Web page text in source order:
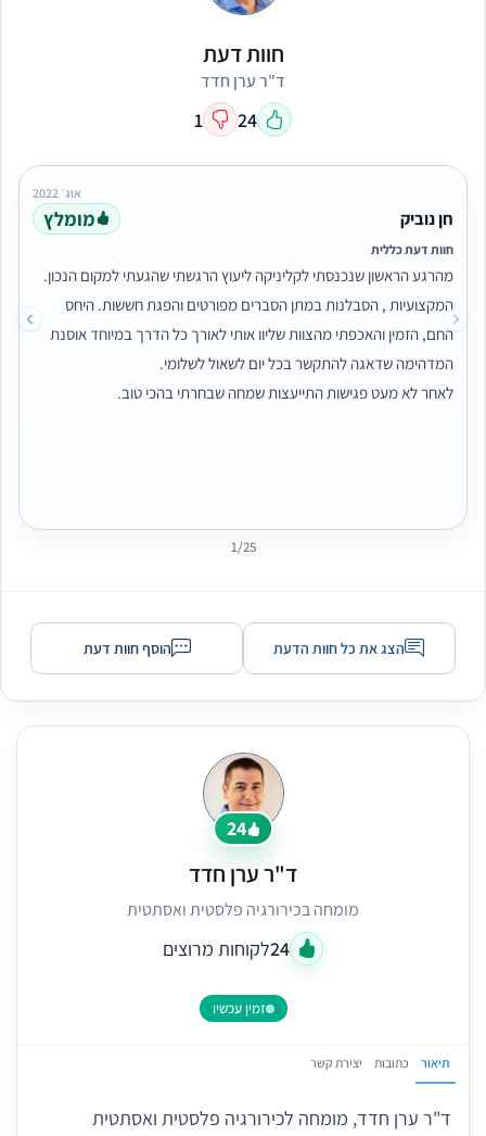
חוות דעת
ד"ר ערן חדד
24
1
אוג׳ 2022
חן נוביק מומלץ
חוות דעת כללית
מהרגע הראשון שנכנסתי לקליניקה ליעוץ הרגשתי שהגעתי למקום הנכון.
המקצועיות , הסבלנות במתן הסברים מפורטים והפגת חששות. היחס
החם, הזמין והאכפתי מהצוות שליוו אותי לאורך כל הדרך במיוחד אוסנת
המדהימה שדאגה להתקשר בכל יום לשאול לשלומי.
לאחר לא מעט פגישות התייעצות שמחה שבחרתי בהכי טוב.
1/25
הצג את כל חוות הדעת הוסף חוות דעת
24
ד"ר ערן חדד
מומחה בכירורגיה פלסטית ואסתטית
24לקוחות מרוצים
זמין עכשיו
תיאור כתובות יצירת קשר
ד"ר ערן חדד, מומחה לכירורגיה פלסטית ואסתטית